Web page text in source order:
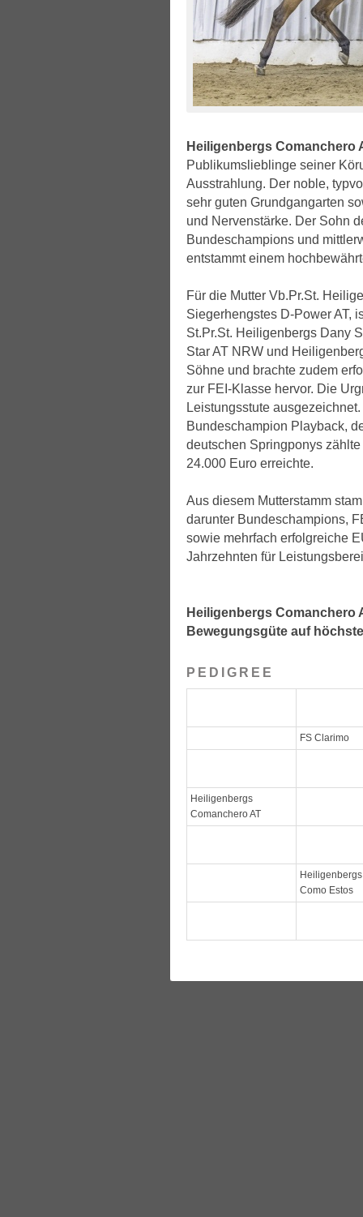
Heiligenbergs Comanchero
Publikumslieblinge seiner
Ausstrahlung. Der noble,
sehr guten Grundgangarten
und Nervenstärke. Der Sohn
Bundeschampions und
entstammt einem
Für die Mutter Vb.Pr.St.
Siegerhengstes D-Power AT,
St.Pr.St. Heiligenbergs Dany
Star AT NRW und
Söhne und brachte zudem
zur FEI-Klasse hervor. Die
Leistungsstute
Bundeschampion Playback,
deutschen Springponys
24.000 Euro erreichte.
Aus diesem Mutterstamm
darunter Bundeschampions,
sowie mehrfach erfolgreiche
Jahrzehnten für
Heiligenbergs Comanchero
Bewegungsgüte auf
PEDIGREE
FS Clarimo
Heiligenbergs
Comanchero AT
Como Estos